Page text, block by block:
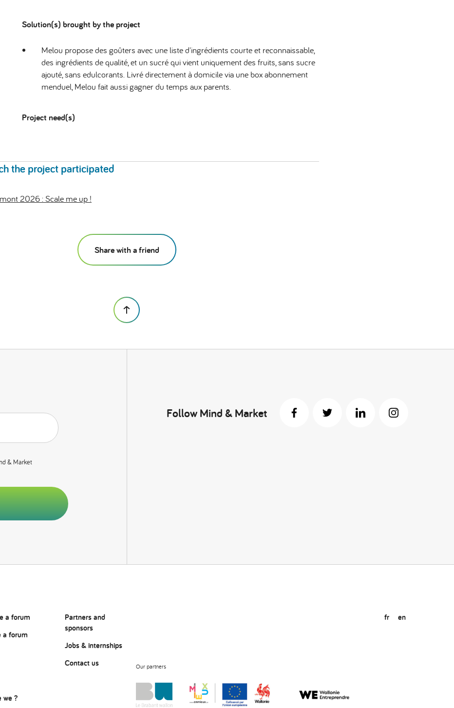
Solution(s) brought by the project
Melou propose des goûters avec une liste d'ingrédients courte et reconnaissable,
des ingrédients de qualité, et un sucré qui vient uniquement des fruits, sans sucre
ajouté, sans edulcorants. Livré directement à domicile via une box abonnement
menduel, Melou fait aussi gagner du temps aux parents.
Project need(s)
the project participated
2026 : Scale me up !
Share with a friend
& Market
Follow Mind & Market
a forum
a forum
we ?
Partners and
sponsors
Jobs & internships
Contact us
Our partners
fr en